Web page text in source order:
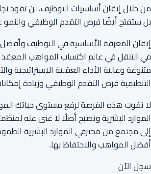
من خلال إتقان أساسيات التوظيف، لن
بل ستفتح أيضًا فرص التقدم الوظيفي
إتقان المعرفة الأساسية في التوظيف
في التنقل في عالم اكتساب المواهب المعقد
متنوعة وعالية الأداء العقلية الاستراتيجية
التنظيمية فرص التقدم الوظيفي وزيادة
لا تفوت هذه الفرصة لرفع مستوى حياتك
الموارد البشرية وتصبح أصلًا لا غنى عنه
إلى مجتمع من محترفي الموارد البشرية
أفضل المواهب والاحتفاظ بها.
سجل الآن